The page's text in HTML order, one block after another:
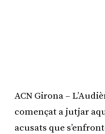
ACN Girona –
començat a jutjar
acusats que